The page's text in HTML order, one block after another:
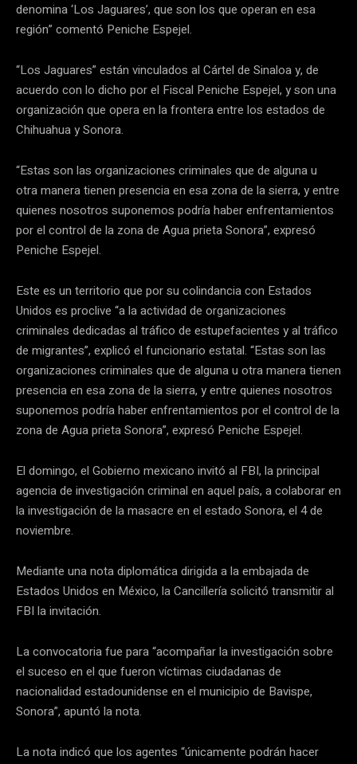
denomina ‘Los Jaguares’, que son los que operan en esa
región” comentó Peniche Espejel.
“Los Jaguares” están vinculados al Cártel de Sinaloa y, de
acuerdo con lo dicho por el Fiscal Peniche Espejel, y son una
organización que opera en la frontera entre los estados de
Chihuahua y Sonora.
“Estas son las organizaciones criminales que de alguna u
otra manera tienen presencia en esa zona de la sierra, y entre
quienes nosotros suponemos podría haber enfrentamientos
por el control de la zona de Agua prieta Sonora”, expresó
Peniche Espejel.
Este es un territorio que por su colindancia con Estados
Unidos es proclive “a la actividad de organizaciones
criminales dedicadas al tráfico de estupefacientes y al tráfico
de migrantes”, explicó el funcionario estatal. “Estas son las
organizaciones criminales que de alguna u otra manera tienen
presencia en esa zona de la sierra, y entre quienes nosotros
suponemos podría haber enfrentamientos por el control de la
zona de Agua prieta Sonora”, expresó Peniche Espejel.
El domingo, el Gobierno mexicano invitó al FBI, la principal
agencia de investigación criminal en aquel país, a colaborar en
la investigación de la masacre en el estado Sonora, el 4 de
noviembre.
Mediante una nota diplomática dirigida a la embajada de
Estados Unidos en México, la Cancillería solicitó transmitir al
FBI la invitación.
La convocatoria fue para “acompañar la investigación sobre
el suceso en el que fueron víctimas ciudadanas de
nacionalidad estadounidense en el municipio de Bavispe,
Sonora”, apuntó la nota.
La nota indicó que los agentes “únicamente podrán hacer